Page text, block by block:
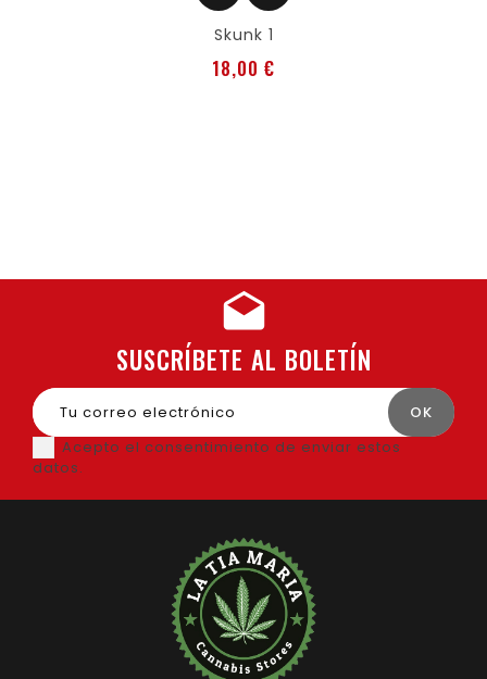
Skunk 1
18,00 €
SUSCRÍBETE AL BOLETÍN
Acepto el consentimiento de enviar estos
datos.